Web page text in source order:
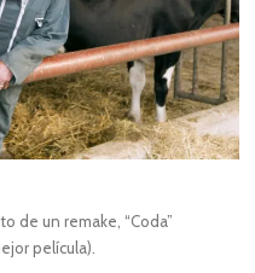
de un remake, “Coda”
película).